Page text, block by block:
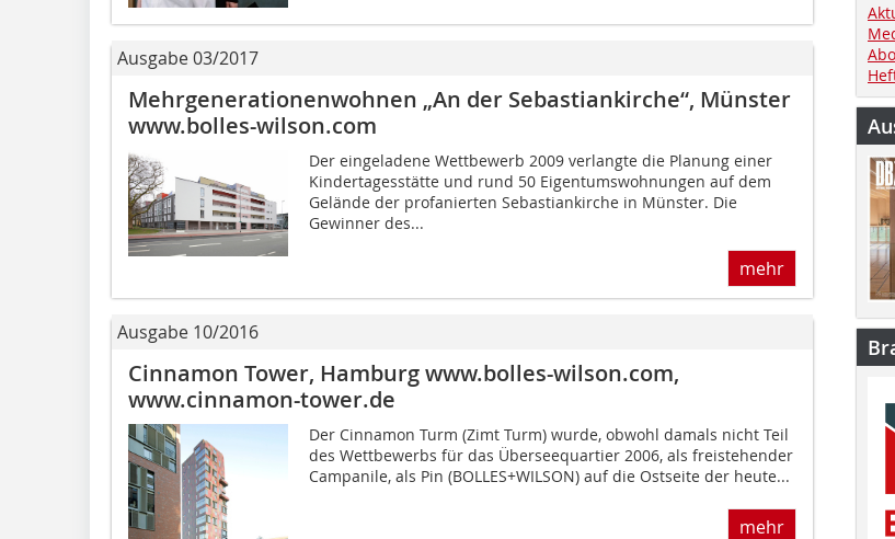
Ausgabe 03/2017
Mehrgenerationenwohnen „An der Sebastiankirche“, Münster
www.bolles-wilson.com
Der eingeladene Wettbewerb 2009 verlangte die Planung einer
Kindertagesstätte und rund 50 Eigentumswohnungen auf dem
Gelände der profanierten Sebastiankirche in Münster. Die
Gewinner des...
mehr
Ausgabe 10/2016
Cinnamon Tower, Hamburg www.bolles-wilson.com,
www.cinnamon-tower.de
Der Cinnamon Turm (Zimt Turm) wurde, obwohl damals nicht Teil
des Wettbewerbs für das Überseequartier 2006, als freistehender
Campanile, als Pin (BOLLES+WILSON) auf die Ostseite der heute...
mehr